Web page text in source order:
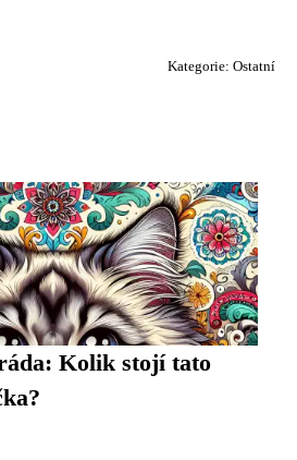
Kategorie: Ostatní
Kolik stojí tato